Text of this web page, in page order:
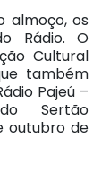
almoço, os
Rádio. O
Cultural
também
Pajeú –
Sertão
outubro de